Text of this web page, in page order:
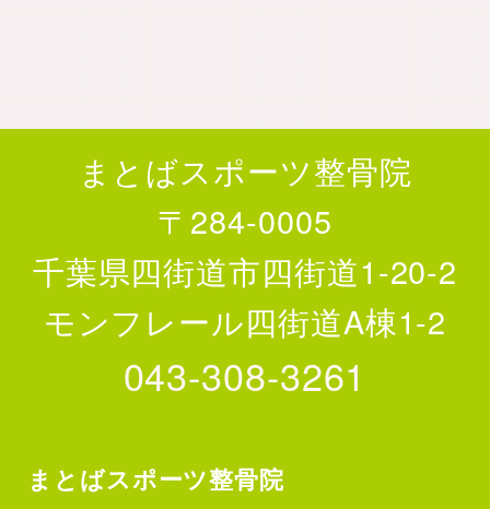
まとばスポーツ整骨院
〒284-0005
千葉県四街道市四街道1-20-2
モンフレール四街道A棟1-2
043-308-3261
まとばスポーツ整骨院